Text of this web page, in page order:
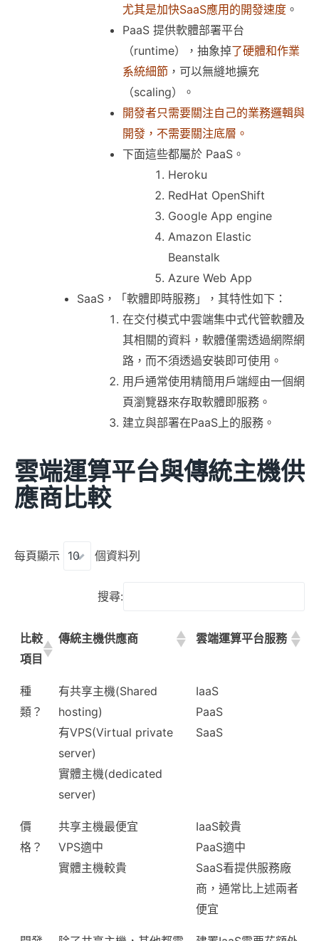
尤其是加快SaaS應用的開發速度 。
PaaS 提供軟體部署平台
（runtime），抽象掉了硬體和作業
系統細節 ，可以無縫地擴充
（scaling）。
開發者只需要關注自己的業務邏輯與
開發，不需要關注底層。
下面這些都屬於 PaaS。
Heroku
RedHat OpenShift
Google App engine
Amazon Elastic
Beanstalk
Azure Web App
SaaS，「軟體即時服務」，其特性如下：
在交付模式中雲端集中式代管軟體及
其相關的資料，軟體僅需透過網際網
路，而不須透過安裝即可使用。
用戶通常使用精簡用戶端經由一個網
頁瀏覽器來存取軟體即服務。
建立與部署在PaaS上的服務。
雲端運算平台與傳統主機供
應商比較
每頁顯示 個資料列
搜尋:
比較
項目
傳統主機供應商 雲端運算平台服務
種
類？
有共享主機(Shared
hosting)
有VPS(Virtual private
server)
實體主機(dedicated
server)
IaaS
PaaS
SaaS
價
格？
共享主機最便宜
VPS適中
實體主機較貴
IaaS較貴
PaaS適中
SaaS看提供服務廠
商，通常比上述兩者
便宜